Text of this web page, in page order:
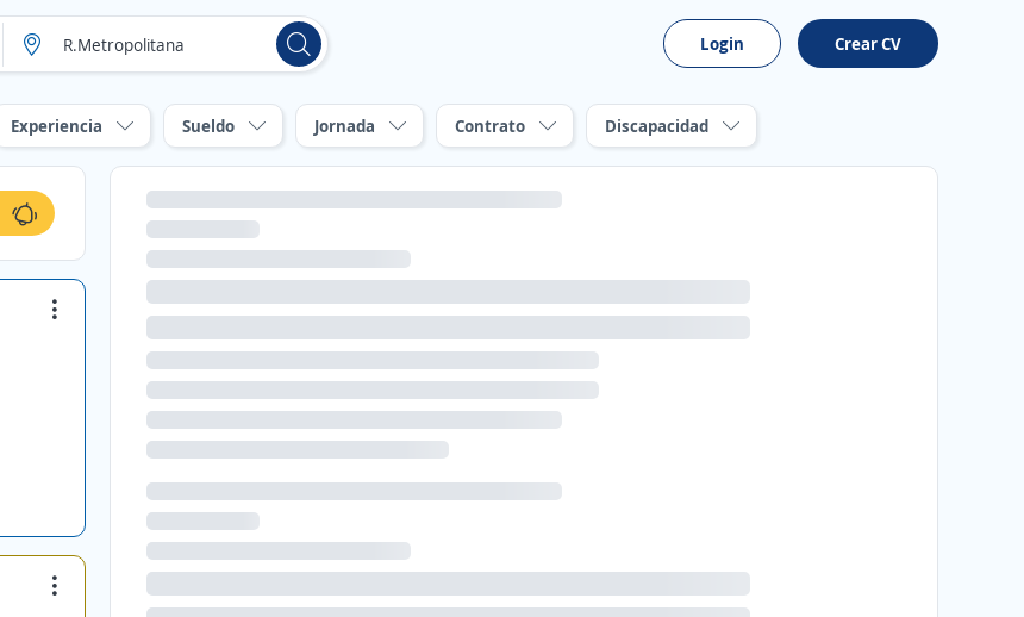
Login Crear CV
Experiencia Sueldo Jornada Contrato Discapacidad